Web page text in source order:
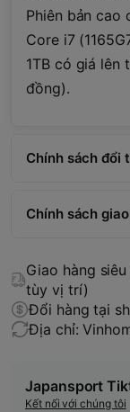
Phiên bản cao
Core i7
1TB có giá lên
đồng).
Chính sách đổi
Chính sách
Giao hàng
tùy vị trí)
Đổi hàng tại
Địa chỉ:
Japansport
Kết nối với chúng tôi